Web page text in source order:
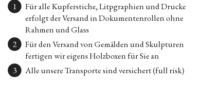
Für alle Kupferstiche, Litpgraphien und Drucke
erfolgt der Versand in Dokumentenrollen ohne
Rahmen und Glass
Für den Versand von Gemälden und Skulpturen
fertigen wir eigens Holzboxen für Sie an
Alle unsere Transporte sind versichert (full risk)